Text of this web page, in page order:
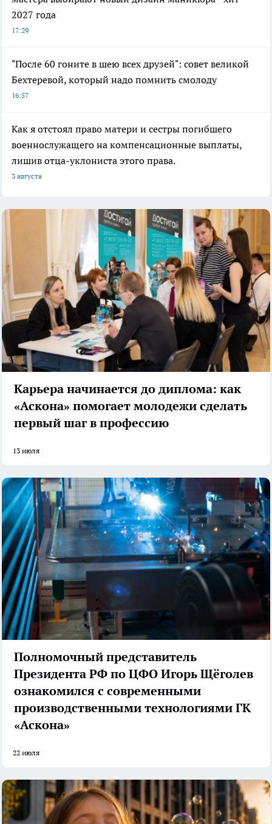
2027 года
17:29
"После 60 гоните в шею всех друзей": совет великой
Бехтеревой, который надо помнить смолоду
16:57
Как я отстоял право матери и сестры погибшего
военнослужащего на компенсационные выплаты,
лишив отца-уклониста этого права.
3 августа
Карьера начинается до диплома: как
«Аскона» помогает молодежи сделать
первый шаг в профессию
13 июля
Полномочный представитель
Президента РФ по ЦФО Игорь Щёголев
ознакомился с современными
производственными технологиями ГК
«Аскона»
22 июля